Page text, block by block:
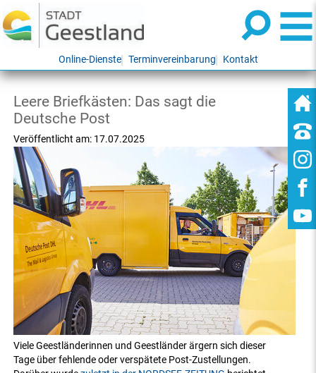
Online-Dienste Terminvereinbarung Kontakt
Leere Briefkästen: Das sagt die
Deutsche Post
Veröffentlicht am: 17.07.2025
Viele Geestländerinnen und Geestländer ärgern sich dieser
Tage über fehlende oder verspätete Post-Zustellungen.